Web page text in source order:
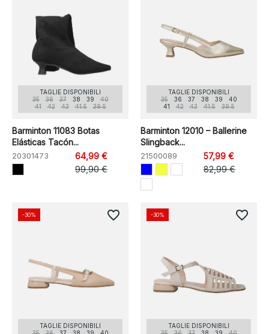
TAGLIE DISPONIBILI
35
36 37 38 39
40
41
42 43 41.5 39.5
Barminton 11083 Botas
Elásticas Tacón...
20301473
64,99 €
99,90 €
TAGLIE DISPONIBILI
35
36 37 38 39
40
41
42 43 41.5 39.5
Barminton 12010 – Ballerine
Slingback...
21500089
57,99 €
82,99 €
TAGLIE DISPONIBILI
-30% favorite_border
TAGLIE DISPONIBILI
-30% favorite_border